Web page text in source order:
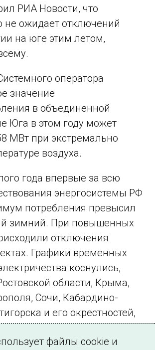
РИА Новости, что
не ожидает отключений
на юге этим летом,
оператора
значение
в объединенной
Юга в этом году может
МВт при экстремально
воздуха.
года впервые за всю
энергосистемы РФ
потребления превысил
зимний. При повышенных
отключения
Графики временных
коснулись,
области, Крыма,
Сочи, Кабардино-
и его окрестностей,
файлы cookie и